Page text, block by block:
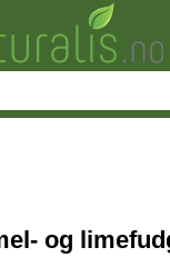
og